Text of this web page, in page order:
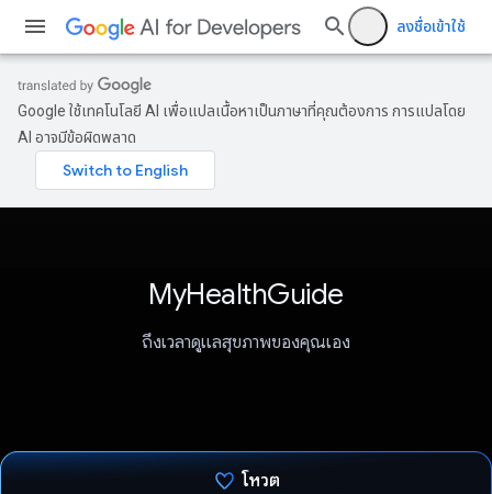
ลงชื่อเข้าใช้
Google ใช้เทคโนโลยี AI เพื่อแปลเนื้อหาเป็นภาษาที่คุณต้องการ การแปลโดย
AI อาจมีข้อผิดพลาด
MyHealthGuide
ถึงเวลาดูแลสุขภาพของคุณเอง
โหวต